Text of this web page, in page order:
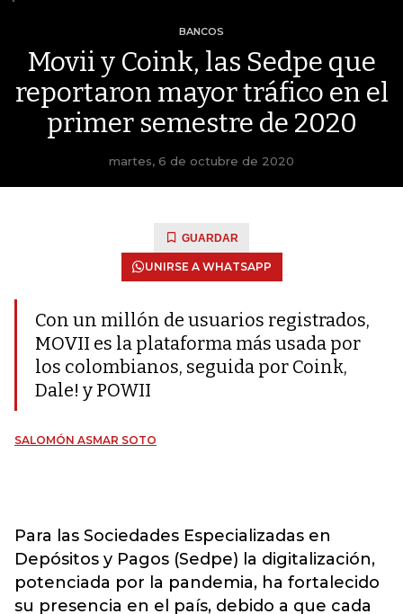
BANCOS
Movii y Coink, las Sedpe que
reportaron mayor tráfico en el
primer semestre de 2020
martes, 6 de octubre de 2020
GUARDAR
UNIRSE A WHATSAPP
Con un millón de usuarios registrados,
MOVII es la plataforma más usada por
los colombianos, seguida por Coink,
Dale! y POWII
SALOMÓN ASMAR SOTO
Para las Sociedades Especializadas en
Depósitos y Pagos (Sedpe) la digitalización,
potenciada por la pandemia, ha fortalecido
su presencia en el país, debido a que cada